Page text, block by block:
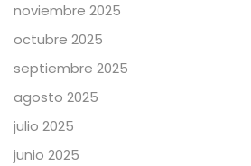
noviembre 2025
octubre 2025
septiembre 2025
agosto 2025
julio 2025
junio 2025